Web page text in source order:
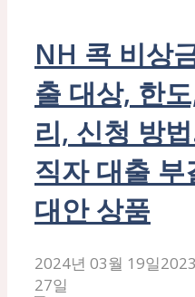
NH 콕 비상
출 대상, 한
리, 신청 방
직자 대출 부
대안 상품
2024년 03월 19일
27일